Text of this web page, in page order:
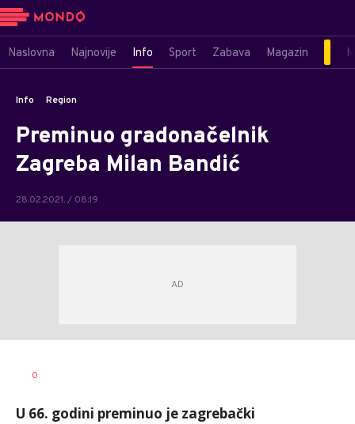
Naslovna Najnovije Info Sport Zabava Magazin
Info Region
Preminuo gradonačelnik
Zagreba Milan Bandić
28.02.2021. / 08:19
AUTOR
0
U 66. godini preminuo je zagrebački